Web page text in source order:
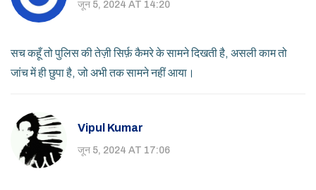
जून 5, 2024 AT 14:20
सच कहूँ तो पुलिस की तेज़ी सिर्फ़ कैमरे के सामने दिखती है, असली काम तो
जांच में ही छुपा है, जो अभी तक सामने नहीं आया।
Vipul Kumar
जून 5, 2024 AT 17:06